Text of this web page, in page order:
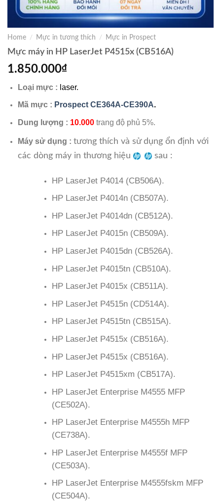
Home / Mực in tương thích / Mực in Prospect
Mực máy in HP LaserJet P4515x (CB516A)
1.850.000₫
Loại mực : laser.
Mã mực : Prospect CE364A-CE390A.
Dung lượng : 10.000trang độ phủ 5%.
Máy sử dụng : tương thích và sử dụng ổn định với
các dòng máy in thương hiệu
sau :
HP LaserJet P4014 (CB506A).
HP LaserJet P4014n (CB507A).
HP LaserJet P4014dn (CB512A).
HP LaserJet P4015n (CB509A).
HP LaserJet P4015dn (CB526A).
HP LaserJet P4015tn (CB510A).
HP LaserJet P4015x (CB511A).
HP LaserJet P4515n (CD514A).
HP LaserJet P4515tn (CB515A).
HP LaserJet P4515x (CB516A).
HP LaserJet P4515x (CB516A).
HP LaserJet P4515xm (CB517A).
HP LaserJet Enterprise M4555 MFP
(CE502A).
HP LaserJet Enterprise M4555h MFP
(CE738A).
HP LaserJet Enterprise M4555f MFP
(CE503A).
HP LaserJet Enterprise M4555fskm MFP
(CE504A).